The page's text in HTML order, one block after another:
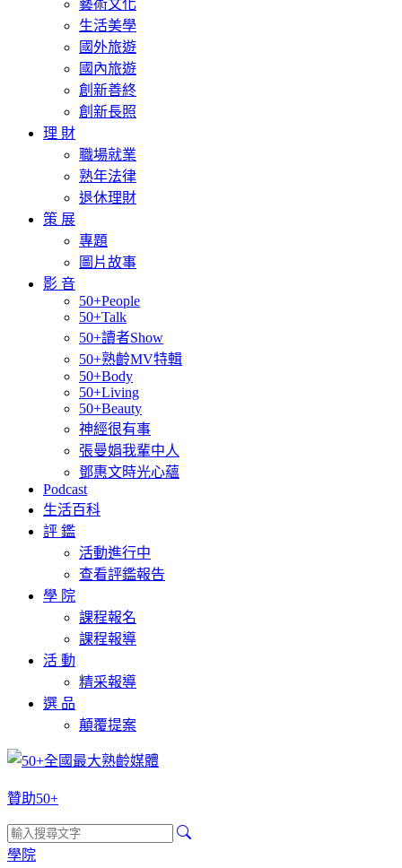
藝術文化
生活美學
國外旅遊
國內旅遊
創新善終
創新長照
理 財
職場就業
熟年法律
退休理財
策 展
專題
圖片故事
影 音
50+People
50+Talk
50+讀者Show
50+熟齡MV特輯
50+Body
50+Living
50+Beauty
神經很有事
張曼娟我輩中人
鄧惠文時光心蘊
Podcast
生活百科
評 鑑
活動進行中
查看評鑑報告
學 院
課程報名
課程報導
活 動
精采報導
選 品
顛覆提案
贊助50+
學院